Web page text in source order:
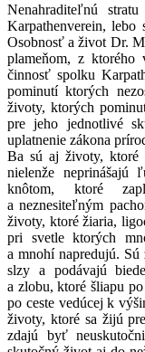
Nenahraditeľnú
Karpathenverein,
Osobnosť a život Dr.
plameňom, z ktorého
činnosť spolku
pominutí ktorých
životy, ktorých
pre jeho jednotlivé
uplatnenie zákona
Ba sú aj životy, ktoré
nielenže neprinášajú
knôtom, ktoré
a neznesiteľným
životy, ktoré žiaria,
pri svetle ktorých
a mnohí napredujú.
slzy a podávajú
a zlobu, ktoré šliapu
po ceste vedúcej k
životy, ktoré sa žijú
zdajú byť